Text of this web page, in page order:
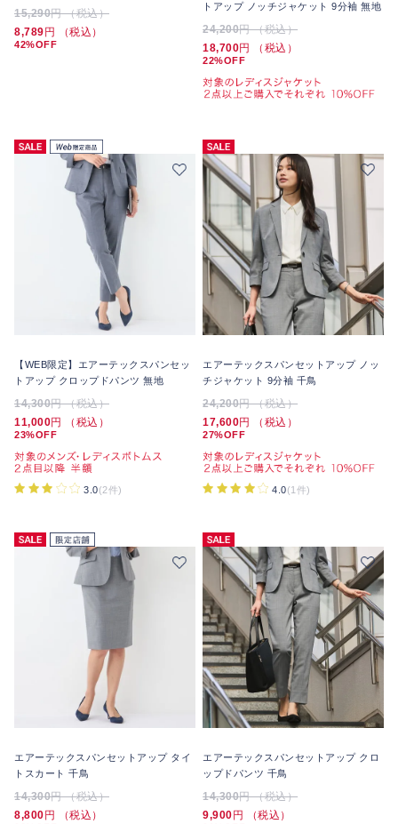
15,290円 （税込）
8,789 円 （税込）
42%OFF
トアップ ノッチジャケット 9分袖 無地
24,200円 （税込）
18,700円 （税込）
22%OFF
【WEB限定】エアーテックスパンセッ
トアップ クロップドパンツ 無地
14,300円 （税込）
11,000円 （税込）
23%OFF
3.0(2件)
エアーテックスパンセットアップ ノッ
チジャケット 9分袖 千鳥
24,200円 （税込）
17,600円 （税込）
27%OFF
4.0(1件)
エアーテックスパンセットアップ タイ
トスカート 千鳥
14,300円 （税込）
8,800 円 （税込）
エアーテックスパンセットアップ クロ
ップドパンツ 千鳥
14,300円 （税込）
9,900 円 （税込）